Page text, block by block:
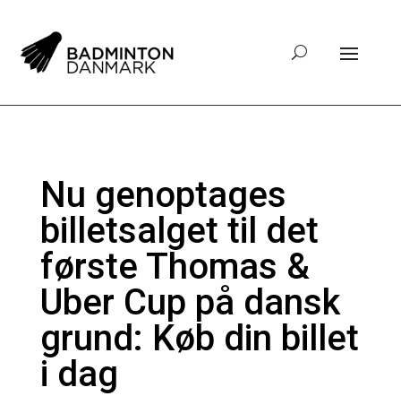
Nu genoptages
billetsalget til det
første Thomas &
Uber Cup på dansk
grund: Køb din billet
i dag